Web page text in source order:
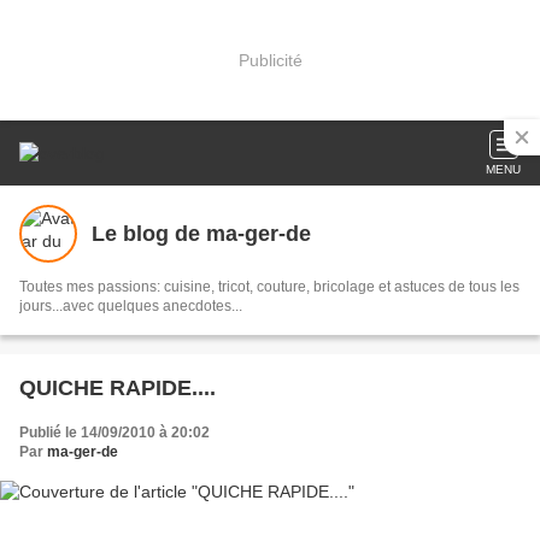
Publicité
MENU
Le blog de ma-ger-de
Toutes mes passions: cuisine, tricot, couture, bricolage et astuces de tous les
jours...avec quelques anecdotes...
QUICHE RAPIDE....
Publié le 14/09/2010 à 20:02
Par ma-ger-de